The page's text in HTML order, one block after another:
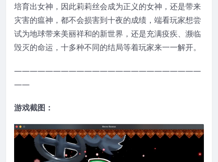
培育出女神，因此莉莉丝会成为正义的女神，还是带来
灾害的瘟神，都不会损害到十夜的成绩，端看玩家想尝
试为地球带来美丽祥和的新世界，还是充满疫疾、濒临
毁灭的命运，十多种不同的结局等着玩家来一一解开。
————————————————————————
——
游戏截图：